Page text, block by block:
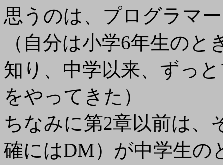
思うのは、プログラマ
（自分は小学6年生の
知り、中学以来、ずっ
をやってきた）
ちなみに第2章以前は、
確にはDM）が中学生の